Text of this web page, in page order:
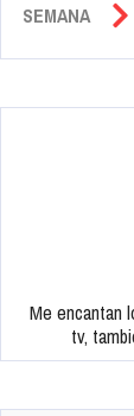
SEMANA
Me encantan
tv,